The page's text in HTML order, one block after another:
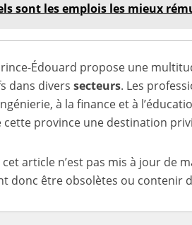
sont les emplois les mieux
Édouard propose une
dans divers secteurs. Les
à la finance et à
cette province une destination
article n’est pas mis à jour de
donc être obsolètes ou contenir